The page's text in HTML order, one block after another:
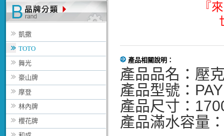
凱撒
TOTO
舞光
豪山牌
摩登
林內牌
櫻花牌
『
產品相關說明：
產品品名：壓
產品型號：
產品尺寸：
產品滿水容量